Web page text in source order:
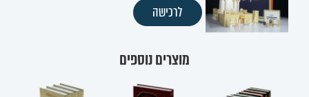
לרכישה
מוצרים נוספים